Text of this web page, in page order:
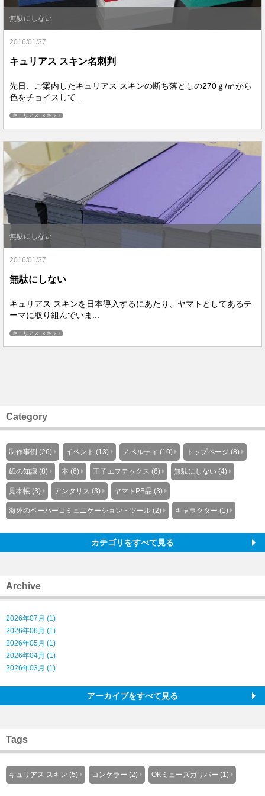
無駄にしない
2016/01/27
キュリアス スキン名刺判
先日、ご案内したキュリアス スキンの断ち落としの270ｇ/㎡から
色をチョイスして...
キュリアス スキン
無駄にしない
2016/01/27
無駄にしない
キュリアス スキンを日本導入するにあたり、ヤマトとしてあるテ
ーマに取り組んでいま...
キュリアス スキン
Category
制作事例 (26) イベント (13) ノベルティ (10) トップページ (8)
紙の知識 (8) 本 (6) 王子エフテックス (6) 無駄にしない (4)
見本帳 (3) アンタリス (3) ヤマトPB品 (3)
海外のペーパーコミュニケーション・ツール (2) キャラクター (1)
カテゴリをすべて見る
Archive
2026年07月 (1)
2026年06月 (1)
2026年05月 (1)
2026年04月 (1)
2026年03月 (1)
アーカイブをすべて見る
Tags
キュリアス スキン (5) コンケラー (2) OKミューズガリバー (1)